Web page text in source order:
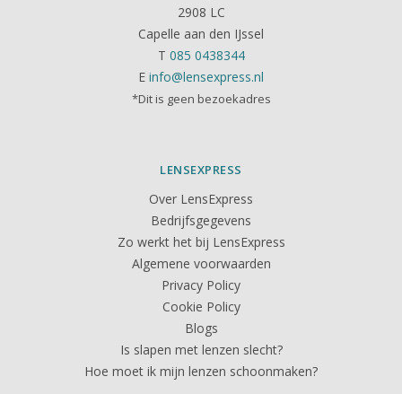
2908 LC
Capelle aan den IJssel
T 085 0438344
E info@lensexpress.nl
*Dit is geen bezoekadres
LENSEXPRESS
Over LensExpress
Bedrijfsgegevens
Zo werkt het bij LensExpress
Algemene voorwaarden
Privacy Policy
Cookie Policy
Blogs
Is slapen met lenzen slecht?
Hoe moet ik mijn lenzen schoonmaken?